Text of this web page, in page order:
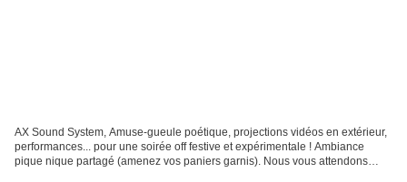
AX Sound System, Amuse-gueule poétique, projections vidéos en extérieur,
performances... pour une soirée off festive et expérimentale ! Ambiance
pique nique partagé (amenez vos paniers garnis). Nous vous attendons